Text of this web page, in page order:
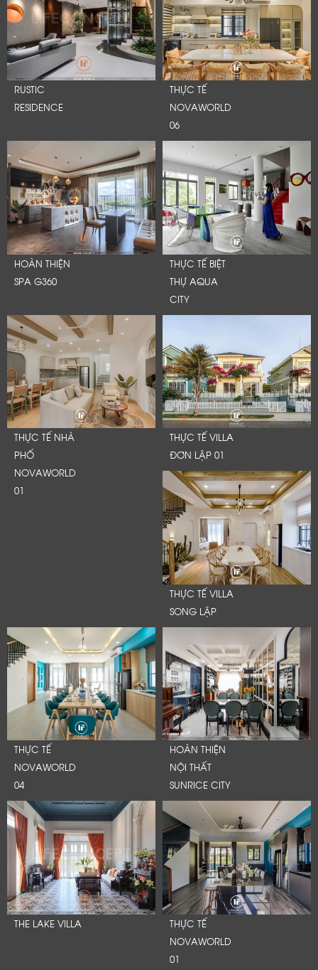
RUSTIC
RESIDENCE
THỰC TẾ
NOVAWORLD
06
HOÀN THIỆN
SPA G360
THỰC TẾ BIỆT
THỰ AQUA
CITY
THỰC TẾ NHÀ
PHỐ
NOVAWORLD
01
THỰC TẾ VILLA
ĐƠN LẬP 01
THỰC TẾ VILLA
SONG LẬP
THỰC TẾ
NOVAWORLD
04
HOÀN THIỆN
NỘI THẤT
SUNRICE CITY
THE LAKE VILLA
THỰC TẾ
NOVAWORLD
01